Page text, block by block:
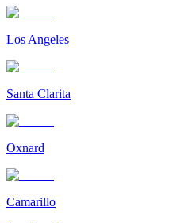
Los Angeles
Santa Clarita
Oxnard
Camarillo